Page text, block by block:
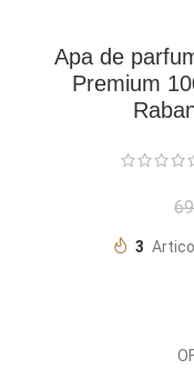
Apa de
Premium
3